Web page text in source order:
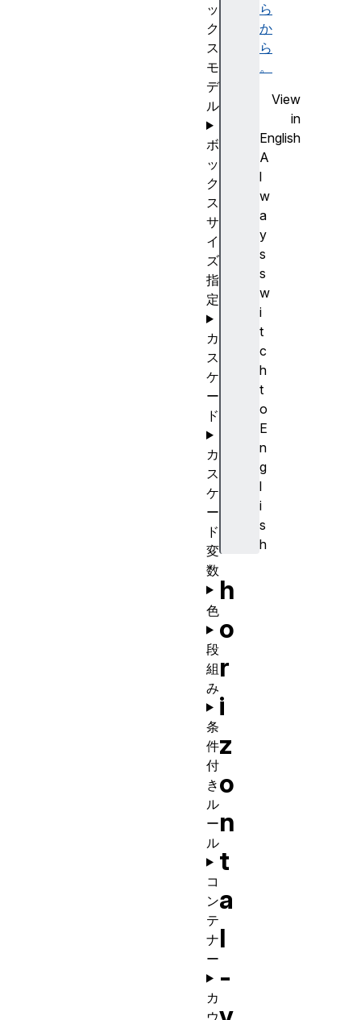
ら
か
ら
。
View
in
English
A
l
w
a
y
s
s
w
i
t
c
h
t
o
E
n
g
l
i
s
h
h
o
r
i
z
o
n
t
a
l
-
ッ
ク
ス
モ
デ
ル
ボ
ッ
ク
ス
サ
イ
ズ
指
定
カ
ス
ケ
ー
ド
カ
ス
ケ
ー
ド
変
数
色
段
組
み
条
件
付
き
ル
ー
ル
コ
ン
テ
ナ
ー
カ
ウ